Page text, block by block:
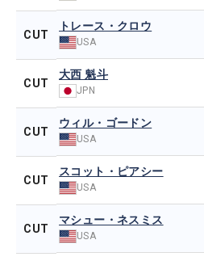
CUT
トレース・クロウ
USA
CUT
大西 魁斗
JPN
CUT
ウィル・ゴードン
USA
CUT
スコット・ピアシー
USA
CUT
マシュー・ネスミス
USA